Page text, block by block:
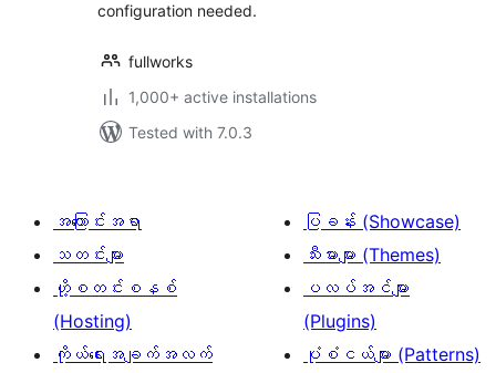
configuration needed.
fullworks
1,000+ active installations
Tested with 7.0.3
အကြောင်းအရာ
သတင်းများ
ဟို့စတင်းစနစ်
(Hosting)
ကိုယ်ရေးအချက်အလက်
ပြခန်း (Showcase)
သီးမားများ (Themes)
ပလပ်အင်များ
(Plugins)
ပုံစံငယ်များ (Patterns)